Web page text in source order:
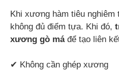
Khi xương hàm tiêu
không đủ điểm tựa. Khi đó,
xương gò máđể tạo liên
✔ Không cần ghép xương